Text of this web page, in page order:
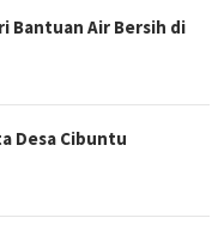
Bantuan Air Bersih di
Desa Cibuntu